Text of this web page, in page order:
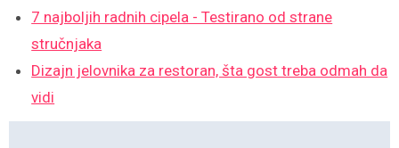
7 najboljih radnih cipela - Testirano od strane
stručnjaka
Dizajn jelovnika za restoran, šta gost treba odmah da
vidi